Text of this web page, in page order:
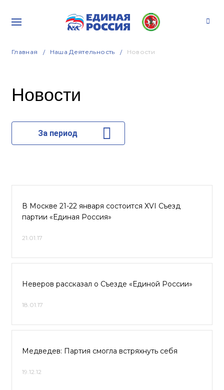
Главная Наша Деятельность Новости
Новости
За период
В Москве 21-22 января состоится XVI Съезд
партии «Единая Россия»
21.01.17
Неверов рассказал о Съезде «Единой России»
18.01.17
Медведев: Партия смогла встряхнуть себя
19.12.12